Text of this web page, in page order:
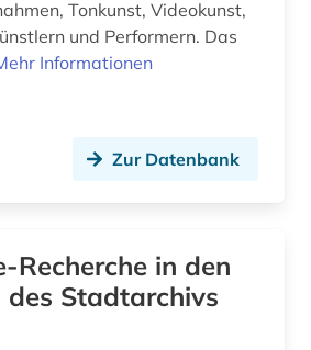
baden-württemberg (1)
Tonkunst, Videokunst,
und Performern. Das
Informationen
Zur Datenbank
Recherche in den
des Stadtarchivs